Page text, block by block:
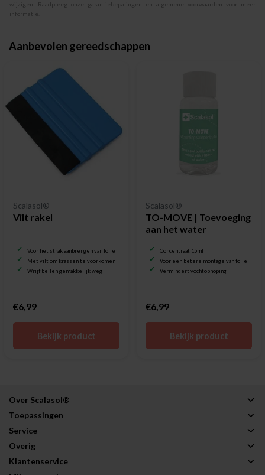
wijzigen. Raadpleeg onze garantiebepalingen en algemene voorwaarden voor meer
informatie.
Aanbevolen gereedschappen
Scalasol®
Vilt rakel
Voor het strak aanbrengen van folie
Met vilt om krassen te voorkomen
Wrijf bellen gemakkelijk weg
€6,99
Bekijk product
Scalasol®
TO-MOVE | Toevoeging
aan het water
Concentraat 15ml
Voor een betere montage van folie
Vermindert vochtophoping
€6,99
Bekijk product
Over Scalasol®
Toepassingen
Service
Overig
Klantenservice